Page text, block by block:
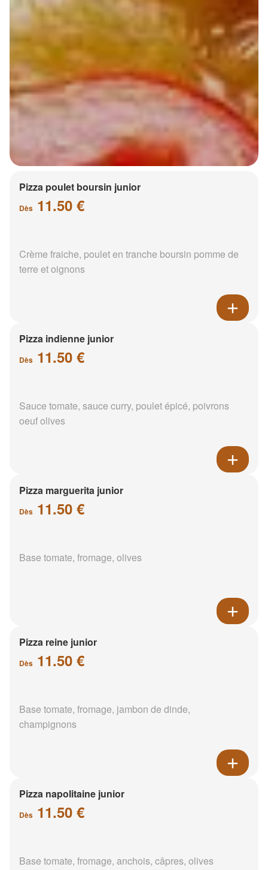
Pizza poulet boursin junior
Dès 11.50 €
Crème fraiche, poulet en tranche boursin pomme de
terre et oignons
Pizza indienne junior
Dès 11.50 €
Sauce tomate, sauce curry, poulet épicé, poivrons
oeuf olives
Pizza marguerita junior
Dès 11.50 €
Base tomate, fromage, olives
Pizza reine junior
Dès 11.50 €
Base tomate, fromage, jambon de dinde,
champignons
Pizza napolitaine junior
Dès 11.50 €
Base tomate, fromage, anchois, câpres, olives